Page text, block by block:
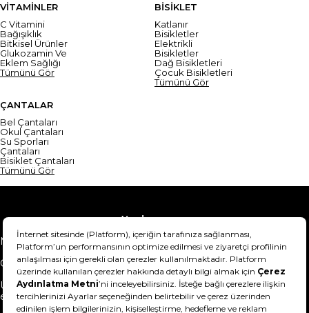
VİTAMİNLER
C Vitamini
Bağışıklık
Bitkisel Ürünler
Glukozamin Ve
Eklem Sağlığı
Tümünü Gör
BİSİKLET
Katlanır
Bisikletler
Elektrikli
Bisikletler
Dağ Bisikletleri
Çocuk Bisikletleri
Tümünü Gör
ÇANTALAR
Bel Çantaları
Okul Çantaları
Su Sporları
Çantaları
Bisiklet Çantaları
Tümünü Gör
Yardım
Mesafeli Satış Sözleşmesi
Teslimat Bilgisi
Gizlilik Sözleşmesi
Şartlar & Koşullar
Ürünümü nasıl iade
edebilirim?
Hakkımızda